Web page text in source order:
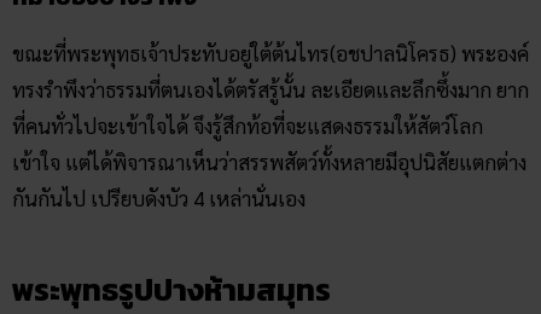
ลักษณะเป็นพระพุทธรูปอยู่ในพระอิริยาบถยืน พระหัตถ์ทั้งสอง
ประสานยกขึ้นประทับที่พระอุระ (อก) พระหัตถ์ขวาทับพระหัตถ์
ซ้าย
ที่มาของปางรำพึง
ทรงรำพึงว่าธรรมที่ตนเองได้ตรัสรู้นั้น ละเอียดและลึกซึ้งมาก ยาก